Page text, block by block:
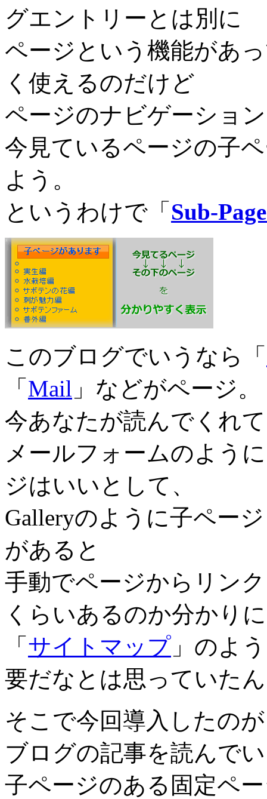
グエントリーとは別に
ページという機能があ
く使えるのだけど
ページのナビゲーショ
今見ているページの子
よう。
というわけで「 Sub-
このブログでいうなら「
「 Mail 」などがページ。
今あなたが読んでくれ
メールフォームのよう
ジはいいとして、
Galleryのように子ペー
があると
手動でページからリン
くらいあるのか分かり
「 サイトマップ 」のよ
要だなとは思っていた
そこで今回導入したの
ブログの記事を読んで
子ページのある固定ペ